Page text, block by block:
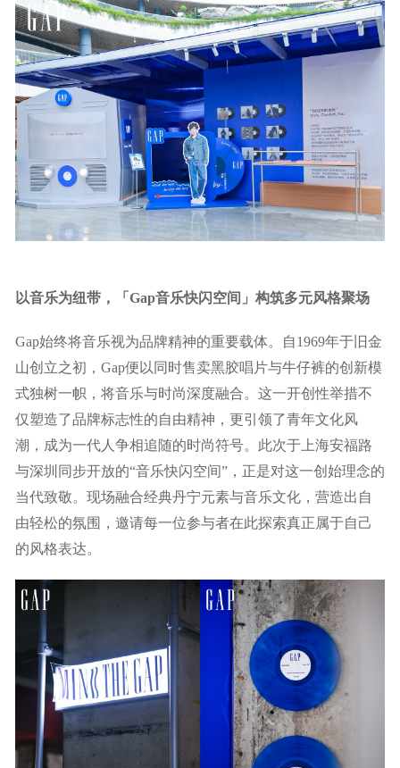
以音乐为纽带，「Gap音乐快闪空间」构筑多元风格聚场
Gap始终将音乐视为品牌精神的重要载体。自1969年于旧金
山创立之初，Gap便以同时售卖黑胶唱片与牛仔裤的创新模
式独树一帜，将音乐与时尚深度融合。这一开创性举措不
仅塑造了品牌标志性的自由精神，更引领了青年文化风
潮，成为一代人争相追随的时尚符号。此次于上海安福路
与深圳同步开放的“音乐快闪空间”，正是对这一创始理念的
当代致敬。现场融合经典丹宁元素与音乐文化，营造出自
由轻松的氛围，邀请每一位参与者在此探索真正属于自己
的风格表达。